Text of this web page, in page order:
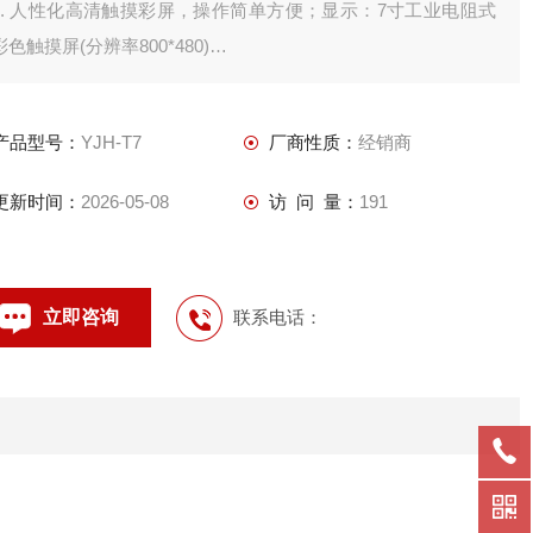
人性化高清触摸彩屏，操作简单方便；显示：7寸工业电阻式
色触摸屏(分辨率800*480)
自动生成称重记录，和各种管理报表；
品型号： YJH-T7 厂商性质： 经销商
新时间： 2026-05-08 访 问 量： 191
立即咨询 联系电话：